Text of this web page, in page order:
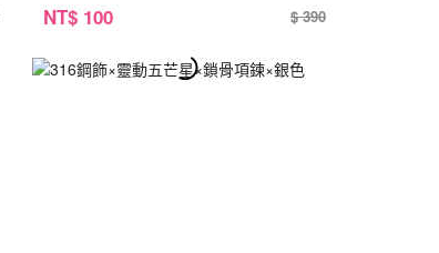
NT$ 100 $ 390